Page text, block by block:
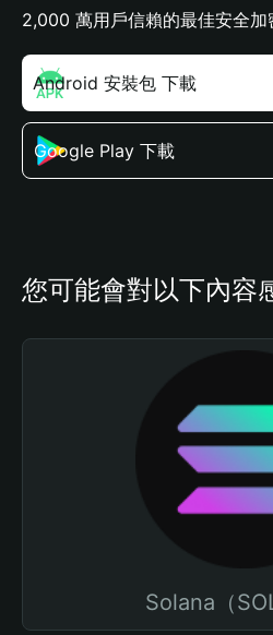
2,000 萬用戶信賴的最佳安全加
Android 安裝包 下載
Google Play 下載
您可能會對以下內容
Solana（